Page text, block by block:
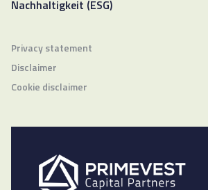
Nachhaltigkeit (ESG)
Privacy statement
Disclaimer
Cookie disclaimer